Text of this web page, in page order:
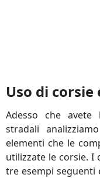
Uso di
Adesso che
stradali
elementi che le
utilizzate le corsie. I
tre esempi seguenti